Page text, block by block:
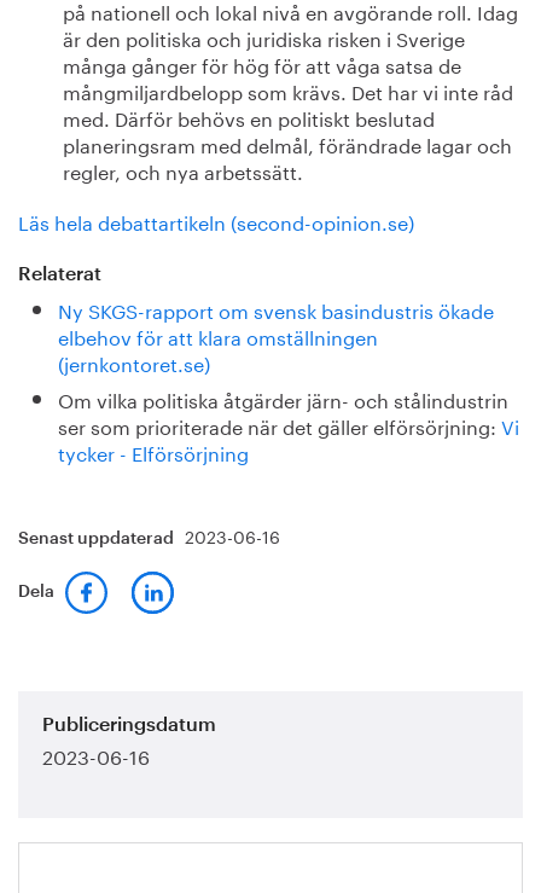
på nationell och lokal nivå en avgörande roll. Idag
är den politiska och juridiska risken i Sverige
många gånger för hög för att våga satsa de
mångmiljardbelopp som krävs. Det har vi inte råd
med. Därför behövs en politiskt beslutad
planeringsram med delmål, förändrade lagar och
regler, och nya arbetssätt.
Läs hela debattartikeln (second-opinion.se)
Relaterat
Ny SKGS-rapport om svensk basindustris ökade
elbehov för att klara omställningen
(jernkontoret.se)
Om vilka politiska åtgärder järn- och stålindustrin
ser som prioriterade när det gäller elförsörjning: Vi
tycker - Elförsörjning
Senast uppdaterad 2023-06-16
Dela
Publiceringsdatum
2023-06-16